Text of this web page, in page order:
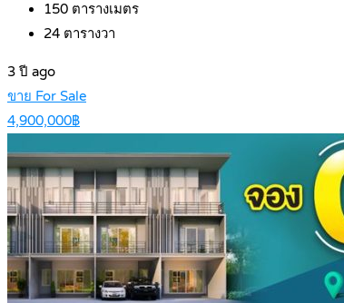
150 ตารางเมตร
24 ตารางวา
3 ปี ago
ขาย For Sale
4,900,000฿